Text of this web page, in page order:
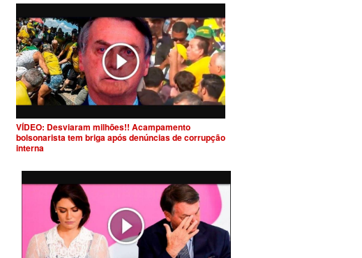
VÍDEO: Desviaram milhões!! Acampamento
bolsonarista tem briga após denúncias de corrupção
interna